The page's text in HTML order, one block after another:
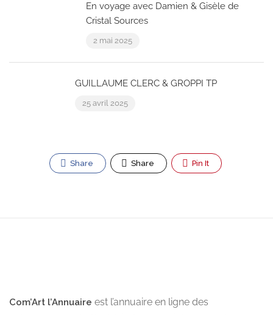
En voyage avec Damien & Gisèle de
Cristal Sources
2 mai 2025
GUILLAUME CLERC & GROPPI TP
25 avril 2025
Share Share Pin It
Com’Art l’Annuaire est l’annuaire en ligne des